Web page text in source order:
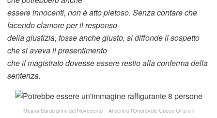
essere innocenti, non è atto pietoso. Senza contare che
facendo clamore per il responso
della giustizia, fosse anche giusto, si diffonde il sospetto
che si aveva il presentimento
che il magistrato dovesse essere restio alla conferma della
sentenza.
Meana Sardo primi del Novecento – Al centro l’Onorevole Cocco Ortu e il